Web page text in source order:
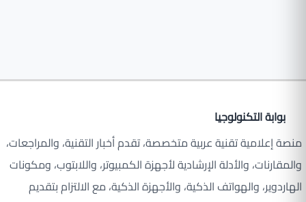
بوابة التكنولوجيا
منصة إعلامية تقنية عربية متخصصة، تقدم أخبار التقنية، والمراجعات،
والمقارنات، والأدلة الإرشادية لأجهزة الكمبيوتر، واللابتوب، ومكونات
الهاردوير، والهواتف الذكية، والأجهزة الذكية، مع الالتزام بتقديم